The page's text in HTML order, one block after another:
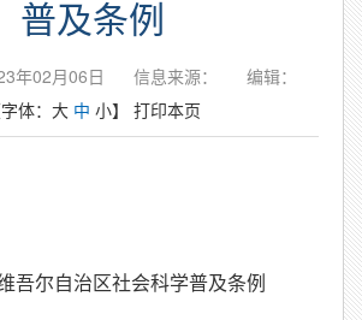
普及条例
年02月06日 信息来源：
编辑：
字体： 大 中 小】 打印本页
吾尔自治区社会科学普及条例